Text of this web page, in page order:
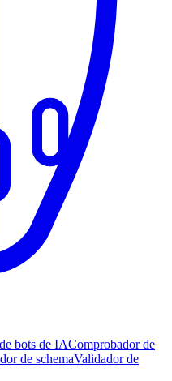
bots de IAComprobador de
de schemaValidador de